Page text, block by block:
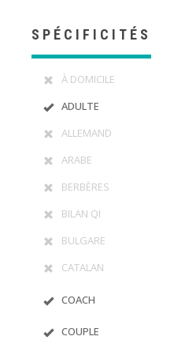
SPÉCIFICITÉS
À DOMICILE
ADULTE
ALLEMAND
ARABE
BERBÈRES
BILAN QI
BULGARE
CATALAN
COACH
COUPLE